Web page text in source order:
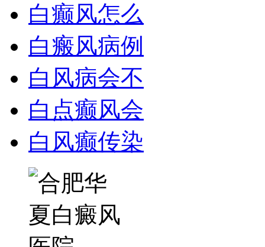
白癫风怎么
白瘢风病例
白风病会不
白点癫风会
白风癫传染